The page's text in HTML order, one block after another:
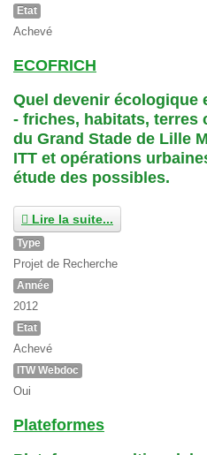
Etat
Achevé
ECOFRICH
Quel devenir écologique
- friches, habitats, terres
du Grand Stade de Lille
ITT et opérations
étude des possibles.
Lire la suite...
Type
Projet de Recherche
Année
2012
Etat
Achevé
ITW Webdoc
Oui
Plateformes